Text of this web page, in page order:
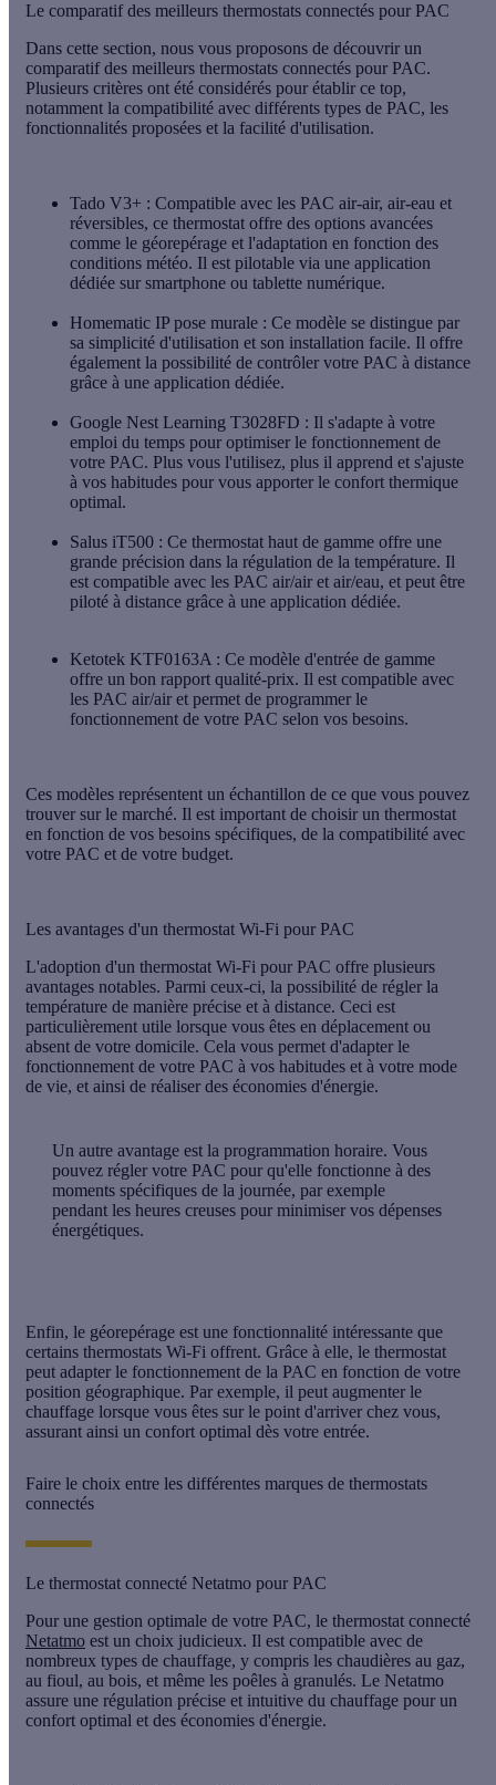
Le comparatif des meilleurs thermostats connectés pour PAC
Dans cette section, nous vous proposons de découvrir un
comparatif des meilleurs thermostats connectés pour PAC.
Plusieurs critères ont été considérés pour établir ce top,
notamment la compatibilité avec différents types de PAC, les
fonctionnalités proposées et la facilité d'utilisation.
Tado V3+ : Compatible avec les PAC air-air, air-eau et
réversibles, ce thermostat offre des options avancées
comme le géorepérage et l'adaptation en fonction des
conditions météo. Il est pilotable via une application
dédiée sur smartphone ou tablette numérique.
Homematic IP pose murale : Ce modèle se distingue par
sa simplicité d'utilisation et son installation facile. Il offre
également la possibilité de contrôler votre PAC à distance
grâce à une application dédiée.
Google Nest Learning T3028FD : Il s'adapte à votre
emploi du temps pour optimiser le fonctionnement de
votre PAC. Plus vous l'utilisez, plus il apprend et s'ajuste
à vos habitudes pour vous apporter le confort thermique
optimal.
Salus iT500 : Ce thermostat haut de gamme offre une
grande précision dans la régulation de la température. Il
est compatible avec les PAC air/air et air/eau, et peut être
piloté à distance grâce à une application dédiée.
Ketotek KTF0163A : Ce modèle d'entrée de gamme
offre un bon rapport qualité-prix. Il est compatible avec
les PAC air/air et permet de programmer le
fonctionnement de votre PAC selon vos besoins.
Ces modèles représentent un échantillon de ce que vous pouvez
trouver sur le marché. Il est important de choisir un thermostat
en fonction de vos besoins spécifiques, de la compatibilité avec
votre PAC et de votre budget.
Les avantages d'un thermostat Wi-Fi pour PAC
L'adoption d'un thermostat Wi-Fi pour PAC offre plusieurs
avantages notables. Parmi ceux-ci, la possibilité de régler la
température de manière précise et à distance. Ceci est
particulièrement utile lorsque vous êtes en déplacement ou
absent de votre domicile. Cela vous permet d'adapter le
fonctionnement de votre PAC à vos habitudes et à votre mode
de vie, et ainsi de réaliser des économies d'énergie.
Un autre avantage est la programmation horaire. Vous
pouvez régler votre PAC pour qu'elle fonctionne à des
moments spécifiques de la journée, par exemple
pendant les heures creuses pour minimiser vos dépenses
énergétiques.
Enfin, le géorepérage est une fonctionnalité intéressante que
certains thermostats Wi-Fi offrent. Grâce à elle, le thermostat
peut adapter le fonctionnement de la PAC en fonction de votre
position géographique. Par exemple, il peut augmenter le
chauffage lorsque vous êtes sur le point d'arriver chez vous,
assurant ainsi un confort optimal dès votre entrée.
Faire le choix entre les différentes marques de thermostats
connectés
Le thermostat connecté Netatmo pour PAC
Pour une gestion optimale de votre PAC, le thermostat connecté
Netatmo est un choix judicieux. Il est compatible avec de
nombreux types de chauffage, y compris les chaudières au gaz,
au fioul, au bois, et même les poêles à granulés. Le Netatmo
assure une régulation précise et intuitive du chauffage pour un
confort optimal et des économies d'énergie.